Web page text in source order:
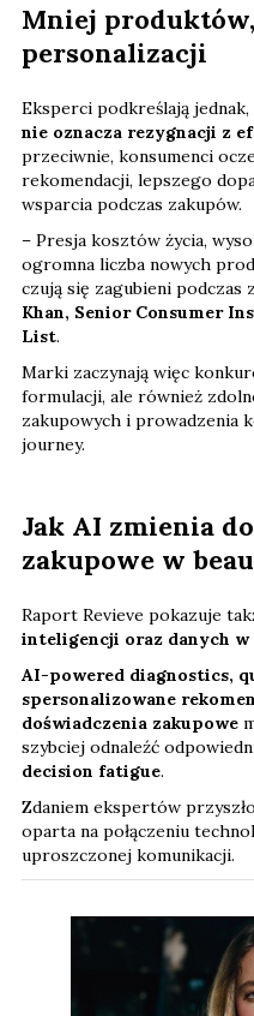
Mniej
personalizacji
Eksperci podkreślają jednak,
nie oznacza rezygnacji z
przeciwnie, konsumenci
rekomendacji, lepszego
wsparcia podczas zakupów.
– Presja kosztów życia,
ogromna liczba nowych
czują się zagubieni podczas
Khan, Senior Consumer
List.
Marki zaczynają więc
formulacji, ale również
zakupowych i prowadzenia
journey.
Jak AI zmienia
zakupowe w
Raport Revieve pokazuje
inteligencji oraz danych w
AI-powered diagnostics,
spersonalizowane
doświadczenia zakupowe
szybciej odnaleźć
decision fatigue.
Zdaniem ekspertów
oparta na połączeniu
uproszczonej komunikacji.